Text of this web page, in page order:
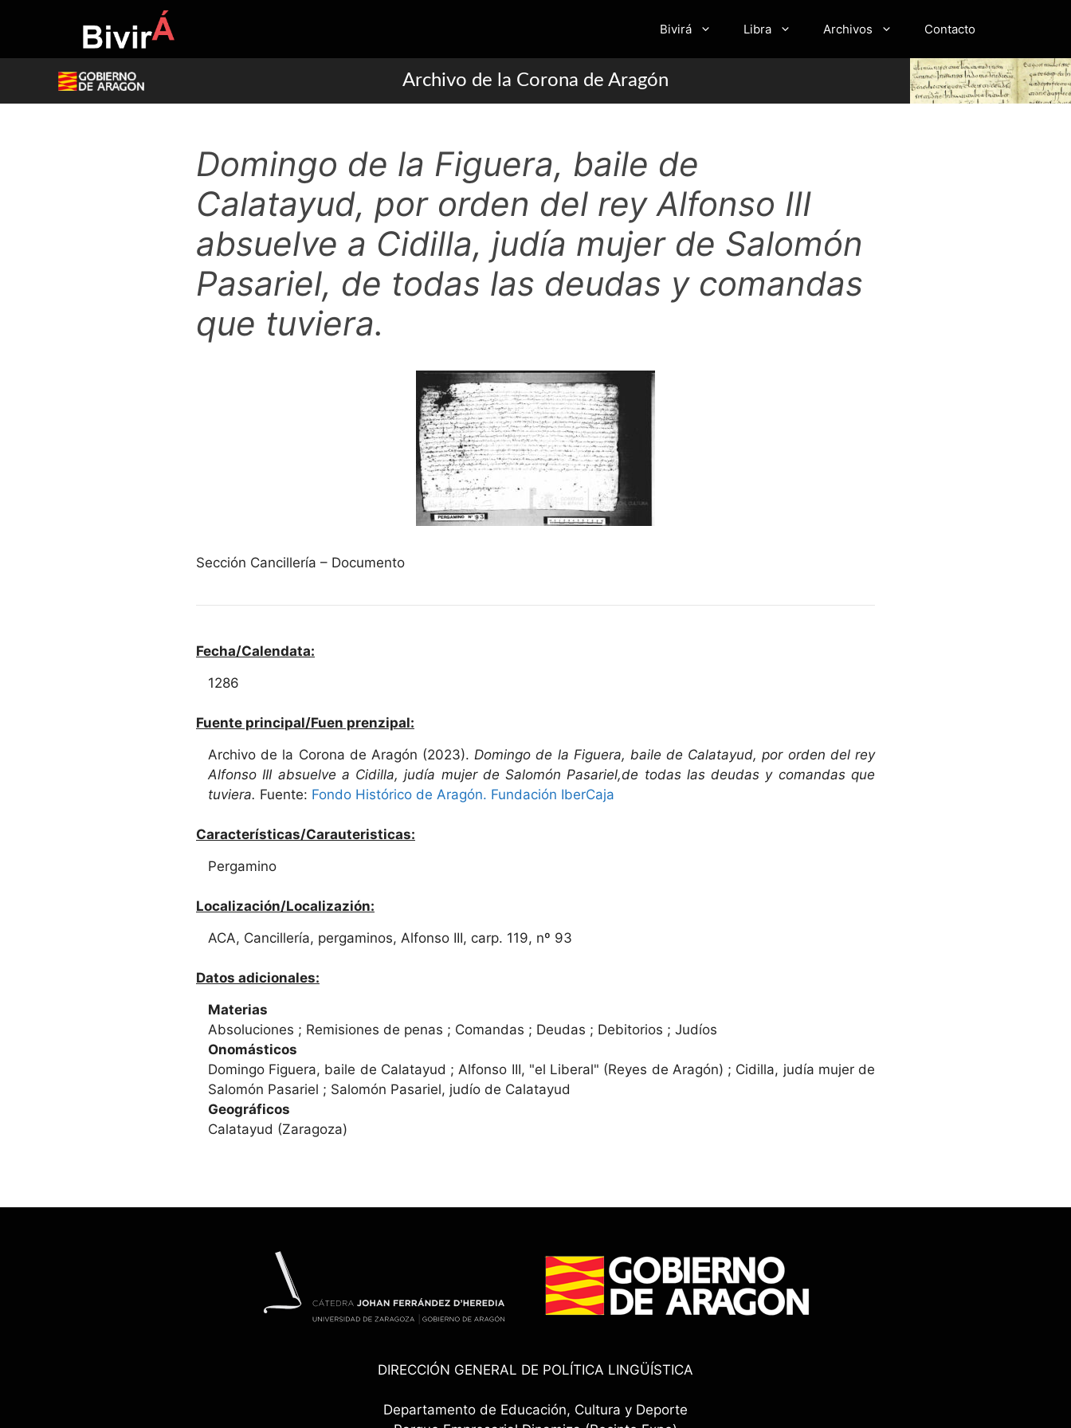
Bivirá Libra Archivos Contacto
Archivo de la Corona de Aragón
Domingo de la Figuera, baile de
Calatayud, por orden del rey Alfonso III
absuelve a Cidilla, judía mujer de Salomón
Pasariel, de todas las deudas y comandas
que tuviera.
Sección Cancillería – Documento
Fecha/Calendata:
1286
Fuente principal/Fuen prenzipal:
Archivo de la Corona de Aragón (2023). Domingo de la Figuera, baile de Calatayud, por orden del rey
Alfonso III absuelve a Cidilla, judía mujer de Salomón Pasariel,de todas las deudas y comandas que
tuviera. Fuente: Fondo Histórico de Aragón. Fundación IberCaja
Características/Carauteristicas:
Pergamino
Localización/Localizazión:
ACA, Cancillería, pergaminos, Alfonso III, carp. 119, nº 93
Datos adicionales:
Materias
Absoluciones ; Remisiones de penas ; Comandas ; Deudas ; Debitorios ; Judíos
Onomásticos
Domingo Figuera, baile de Calatayud ; Alfonso III, "el Liberal" (Reyes de Aragón) ; Cidilla, judía mujer de
Salomón Pasariel ; Salomón Pasariel, judío de Calatayud
Geográficos
Calatayud (Zaragoza)
DIRECCIÓN GENERAL DE POLÍTICA LINGÜÍSTICA
Departamento de Educación, Cultura y Deporte